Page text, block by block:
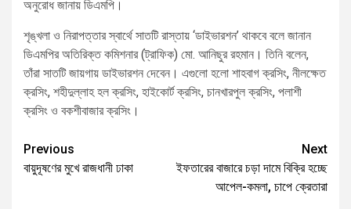
অনুরোধ জানায় ডিএমপি।
শৃঙ্খলা ও নিরাপত্তার স্বার্থে সাতটি রাস্তায় ‘ডাইভারশন’ থাকবে বলে জানান
ডিএমপির অতিরিক্ত কমিশনার (ট্রাফিক) মো. আনিছুর রহমান। তিনি বলেন,
তাঁরা সাতটি জায়গায় ডাইভারশন দেবেন। এগুলো হলো শাহবাগ ক্রসিং, নীলক্ষেত
ক্রসিং, শহীদুল্লাহ হল ক্রসিং, হাইকোর্ট ক্রসিং, চানখারপুল ক্রসিং, পলাশী
ক্রসিং ও বকশীবাজার ক্রসিং।
Previous
বায়ুদূষণের মুখে রাজধানী ঢাকা
Next
ইফতারের বাজারে চড়া দামে বিক্রি হচ্ছে
আপেল-কমলা, চাপে ক্রেতারা